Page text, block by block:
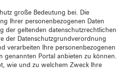
große Bedeutung bei. Die
Ihrer personenbezogenen Daten
der geltenden datenschutzrechtlichen
der Datenschutzgrundverordnung
verarbeiten Ihre personenbezogenen
genannten Portal anbieten zu können.
wie und zu welchem Zweck Ihre